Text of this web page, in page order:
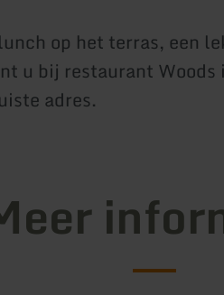
op het terras, een
u bij restaurant
adres.